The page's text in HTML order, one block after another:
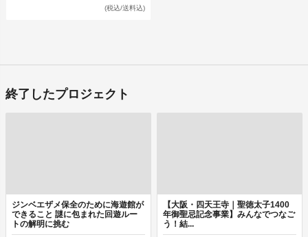
(税込/送料込)
終了したプロジェクト
ジンベエザメ保全のために海遊館が
できること 謎に包まれた回遊ルー
トの解明に挑む
【大阪・四天王寺｜聖徳太子1400
年御聖忌記念事業】みんなでつなご
う！結...